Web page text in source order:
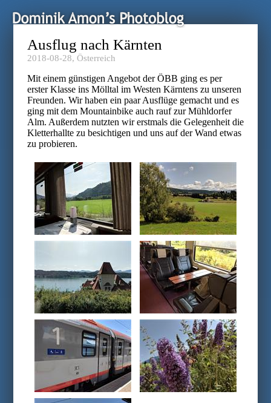
Ausflug nach Kärnten
2018-08-28, Österreich
Mit einem günstigen Angebot der ÖBB ging es per
erster Klasse ins Mölltal im Westen Kärntens zu unseren
Freunden. Wir haben ein paar Ausflüge gemacht und es
ging mit dem Mountainbike auch rauf zur Mühldorfer
Alm. Außerdem nutzten wir erstmals die Gelegenheit die
Kletterhallte zu besichtigen und uns auf der Wand etwas
zu probieren.